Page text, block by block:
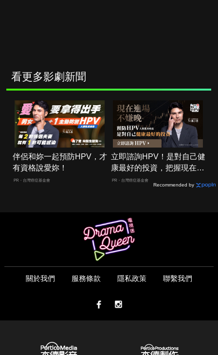
看更多影劇新聞
伴侶和妳一起預防HPV，才
有資格說愛妳！
PR・台灣癌症基金會
立即諮詢HPV！是對自己健
康最好的投資，把握現在不
嫌晚！
PR・台灣癌症基金會
Recommended by
關於我們 服務條款 隱私政策 聯繫我們